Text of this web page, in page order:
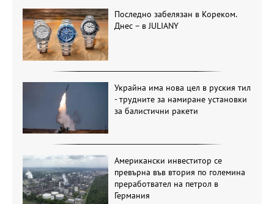
Последно забелязан в Кореком.
Днес – в JULIANY
Украйна има нова цел в руския тил
- трудните за намиране установки
за балистични ракети
Американски инвеститор се
превърна във втория по големина
преработвател на петрол в
Германия